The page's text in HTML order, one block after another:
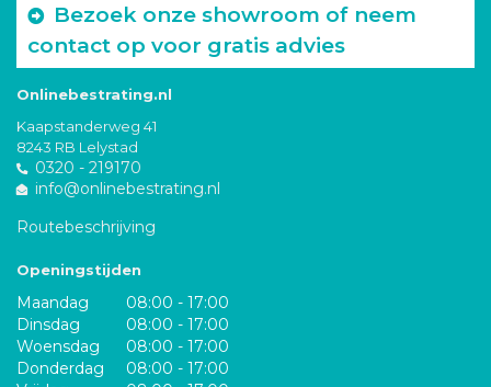
Bezoek onze showroom of neem
contact op voor gratis advies
Onlinebestrating.nl
Kaapstanderweg 41
8243 RB Lelystad
0320 - 219170
info@onlinebestrating.nl
Routebeschrijving
Openingstijden
Maandag
08:00 - 17:00
Dinsdag
08:00 - 17:00
Woensdag
08:00 - 17:00
Donderdag
08:00 - 17:00